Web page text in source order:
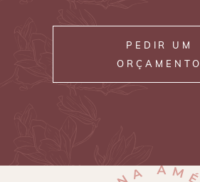
PEDIR UM
ORÇAMENTO